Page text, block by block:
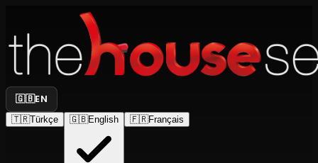
🇬🇧EN
🇹🇷Türkçe 🇬🇧English 🇫🇷Français